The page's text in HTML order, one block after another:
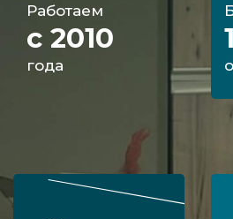
Работаем
с 2010
года